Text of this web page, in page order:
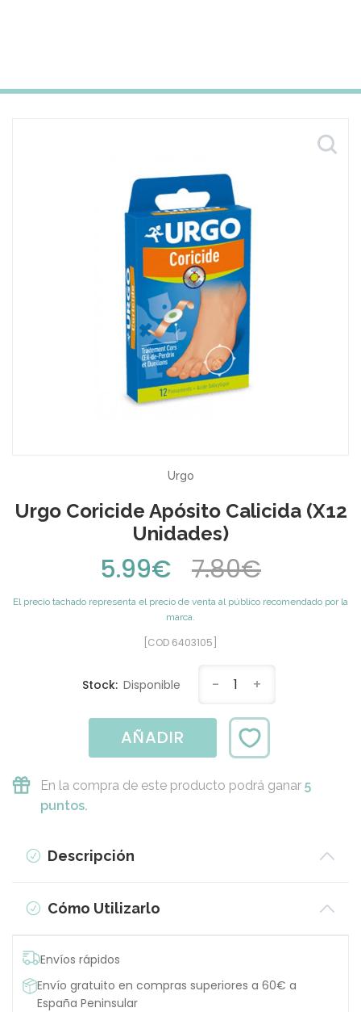
Urgo
Urgo Coricide Apósito Calicida (x12
Unidades)
5.99€ 7.80€
El precio tachado representa el precio de venta al público recomendado por la
marca.
[COD 6403105]
Stock: Disponible - 1 +
AÑADIR
En la compra de este producto podrá ganar5
puntos.
Descripción
Cómo Utilizarlo
Envíos rápidos
Envío gratuito en compras superiores a 60€ a
España Peninsular